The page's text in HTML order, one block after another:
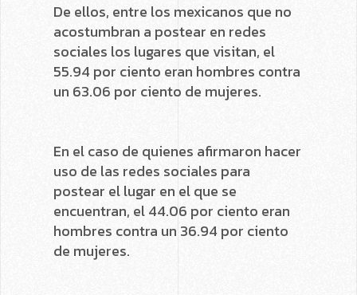
De ellos, entre los mexicanos que no
acostumbran a postear en redes
sociales los lugares que visitan, el
55.94 por ciento eran hombres contra
un 63.06 por ciento de mujeres.
En el caso de quienes afirmaron hacer
uso de las redes sociales para
postear el lugar en el que se
encuentran, el 44.06 por ciento eran
hombres contra un 36.94 por ciento
de mujeres.